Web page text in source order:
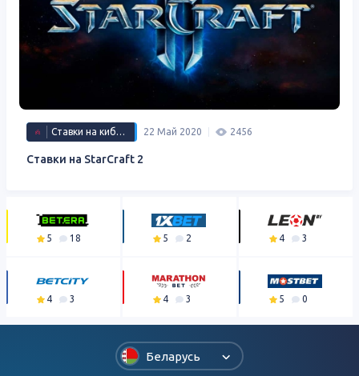
Ставки на киберспорт 22 Май 2020 2456
Ставки на StarCraft 2
5 18 5 2 4 3
4 3 4 3 5 0
Беларусь